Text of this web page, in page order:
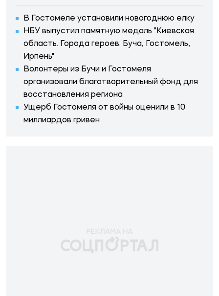
В Гостомеле установили новогоднюю елку
НБУ выпустил памятную медаль "Киевская
область. Города героев: Буча, Гостомель,
Ирпень"
Волонтеры из Бучи и Гостомеля
организовали благотворительный фонд для
восстановления региона
Ущерб Гостомеля от войны оценили в 10
миллиардов гривен